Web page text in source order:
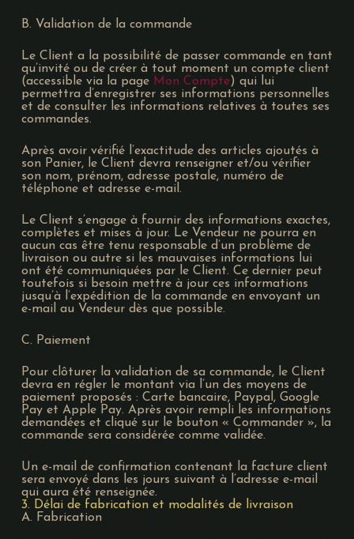
B. Validation de la commande
Le Client a la possibilité de passer commande en tant
qu’invité ou de créer à tout moment un compte client
(accessible via la page Mon Compte) qui lui
permettra d’enregistrer ses informations personnelles
et de consulter les informations relatives à toutes ses
commandes.
Après avoir vérifié l’exactitude des articles ajoutés à
son Panier, le Client devra renseigner et/ou vérifier
son nom, prénom, adresse postale, numéro de
téléphone et adresse e-mail.
Le Client s’engage à fournir des informations exactes,
complètes et mises à jour. Le Vendeur ne pourra en
aucun cas être tenu responsable d’un problème de
livraison ou autre si les mauvaises informations lui
ont été communiquées par le Client. Ce dernier peut
toutefois si besoin mettre à jour ces informations
jusqu’à l’expédition de la commande en envoyant un
e-mail au Vendeur dès que possible.
C. Paiement
Pour clôturer la validation de sa commande, le Client
devra en régler le montant via l’un des moyens de
paiement proposés : Carte bancaire, Paypal, Google
Pay et Apple Pay. Après avoir rempli les informations
demandées et cliqué sur le bouton « Commander », la
commande sera considérée comme validée.
Un e-mail de confirmation contenant la facture client
sera envoyé dans les jours suivant à l’adresse e-mail
qui aura été renseignée.
3. Délai de fabrication et modalités de livraison
A. Fabrication